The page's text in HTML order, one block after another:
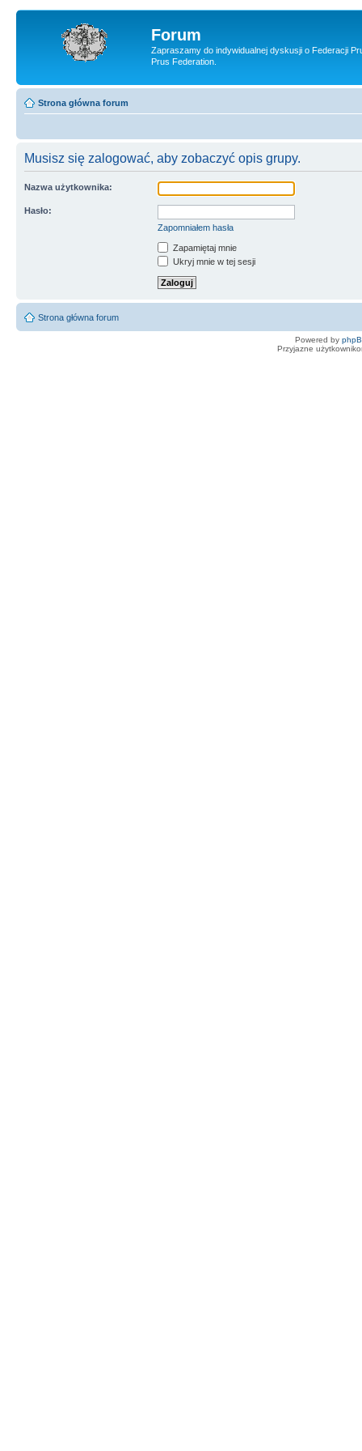
Forum
Zapraszamy do indywidualnej dyskusji o Federacji
Prus Federation.
Strona główna forum
Musisz się zalogować, aby zobaczyć opis grupy.
Nazwa użytkownika:
Hasło:
Zapomniałem hasła
Zapamiętaj mnie
Ukryj mnie w tej sesji
Strona główna forum
Powered by
Przyjazne